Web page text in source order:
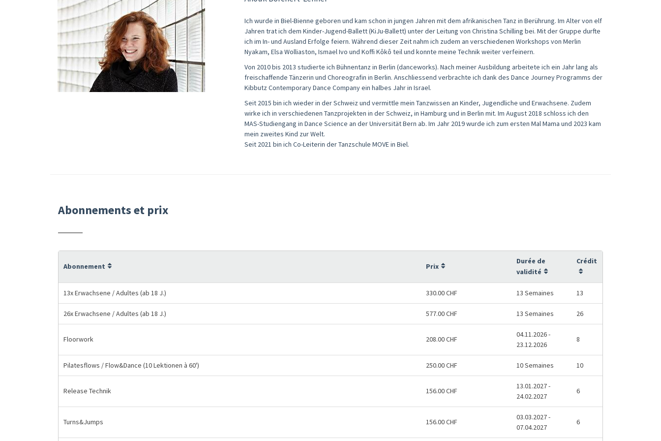
Ich wurde in Biel-Bienne geboren und kam schon in jungen Jahren mit dem afrikanischen Tanz in Berührung. Im Alter von elf
Jahren trat ich dem Kinder-Jugend-Ballett (KiJu-Ballett) unter der Leitung von Christina Schilling bei. Mit der Gruppe durfte
ich im In- und Ausland Erfolge feiern. Während dieser Zeit nahm ich zudem an verschiedenen Workshops von Merlin
Nyakam, Elsa Wolliaston, Ismael Ivo und Koffi Kôkô teil und konnte meine Technik weiter verfeinern.
Von 2010 bis 2013 studierte ich Bühnentanz in Berlin (danceworks). Nach meiner Ausbildung arbeitete ich ein Jahr lang als
freischaffende Tänzerin und Choreografin in Berlin. Anschliessend verbrachte ich dank des Dance Journey Programms der
Kibbutz Contemporary Dance Company ein halbes Jahr in Israel.
Seit 2015 bin ich wieder in der Schweiz und vermittle mein Tanzwissen an Kinder, Jugendliche und Erwachsene. Zudem
wirke ich in verschiedenen Tanzprojekten in der Schweiz, in Hamburg und in Berlin mit. Im August 2018 schloss ich den
MAS-Studiengang in Dance Science an der Universität Bern ab. Im Jahr 2019 wurde ich zum ersten Mal Mama und 2023 kam
mein zweites Kind zur Welt.
Seit 2021 bin ich Co-Leiterin der Tanzschule MOVE in Biel.
Abonnements et prix
Abonnement Prix
Durée de
validité
Crédit
13x Erwachsene / Adultes (ab 18 J.) 330.00 CHF 13 Semaines 13
26x Erwachsene / Adultes (ab 18 J.) 577.00 CHF 13 Semaines 26
Floorwork 208.00 CHF
04.11.2026 -
23.12.2026
8
Pilatesflows / Flow&Dance (10 Lektionen à 60') 250.00 CHF 10 Semaines 10
Release Technik 156.00 CHF
13.01.2027 -
24.02.2027
6
Turns&Jumps 156.00 CHF
03.03.2027 -
07.04.2027
6